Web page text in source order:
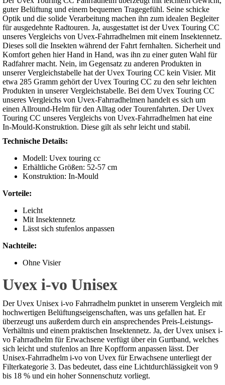
guter Belüftung und einem bequemen Tragegefühl. Seine schicke
Optik und die solide Verarbeitung machen ihn zum idealen Begleiter
für ausgedehnte Radtouren. Ja, ausgestattet ist der Uvex Touring CC
unseres Vergleichs von Uvex-Fahrradhelmen mit einem Insektennetz.
Dieses soll die Insekten während der Fahrt fernhalten. Sicherheit und
Komfort gehen hier Hand in Hand, was ihn zu einer guten Wahl für
Radfahrer macht. Nein, im Gegensatz zu anderen Produkten in
unserer Vergleichstabelle hat der Uvex Touring CC kein Visier. Mit
etwa 285 Gramm gehört der Uvex Touring CC zu den sehr leichten
Produkten in unserer Vergleichstabelle. Bei dem Uvex Touring CC
unseres Vergleichs von Uvex-Fahrradhelmen handelt es sich um
einen Allround-Helm für den Alltag oder Tourenfahrten. Der Uvex
Touring CC unseres Vergleichs von Uvex-Fahrradhelmen hat eine
In-Mould-Konstruktion. Diese gilt als sehr leicht und stabil.
Technische Details:
Modell: Uvex touring cc
Erhältliche Größen: 52-57 cm
Konstruktion: In-Mould
Vorteile:
Leicht
Mit Insektennetz
Lässt sich stufenlos anpassen
Nachteile:
Ohne Visier
Uvex i-vo Unisex
Der Uvex Unisex i-vo Fahrradhelm punktet in unserem Vergleich mit
hochwertigen Belüftungseigenschaften, was uns gefallen hat. Er
überzeugt uns außerdem durch ein ansprechendes Preis-Leistungs-
Verhältnis und einem praktischen Insektennetz. Ja, der Uvex unisex i-
vo Fahrradhelm für Erwachsene verfügt über ein Gurtband, welches
sich leicht und stufenlos an Ihre Kopfform anpassen lässt. Der
Unisex-Fahrradhelm i-vo von Uvex für Erwachsene unterliegt der
Filterkategorie 3. Das bedeutet, dass eine Lichtdurchlässigkeit von 9
bis 18 % und ein hoher Sonnenschutz vorliegt.